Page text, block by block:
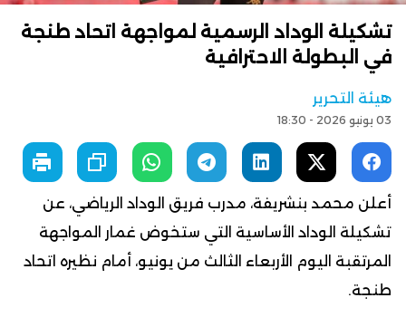
تشكيلة الوداد الرسمية لمواجهة اتحاد طنجة
في البطولة الاحترافية
هيئة التحرير
03 يونيو 2026 - 18:30
أعلن محمد بنشريفة، مدرب فريق الوداد الرياضي، عن
تشكيلة الوداد الأساسية التي ستخوض غمار المواجهة
المرتقبة اليوم الأربعاء الثالث من يونيو، أمام نظيره اتحاد
طنجة.